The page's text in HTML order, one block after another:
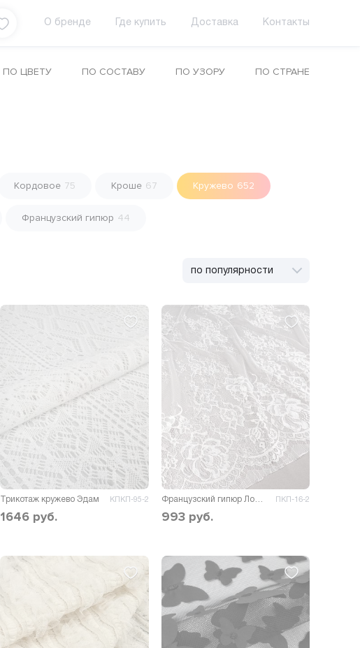
О бренде Где купить Доставка Контакты
ПО ЦВЕТУ ПО СОСТАВУ ПО УЗОРУ ПО СТРАНЕ
Кордовое 75 Кроше 67 Кружево 652
Французский гипюр 44
по популярности
Трикотаж кружево Эдам КПКП-95-2
1646 руб.
Французский гипюр Лолис ПКП-16-2
993 руб.